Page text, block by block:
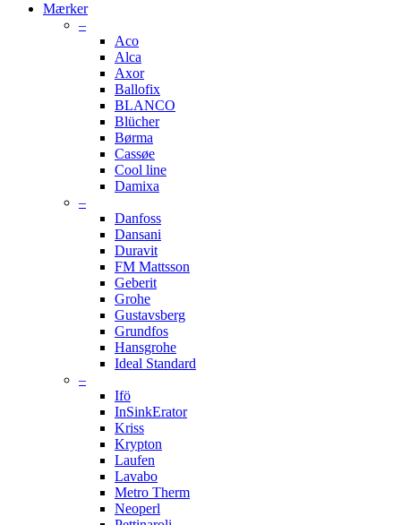
Mærker
–
Aco
Alca
Axor
Ballofix
BLANCO
Blücher
Børma
Cassøe
Cool line
Damixa
–
Danfoss
Dansani
Duravit
FM Mattsson
Geberit
Grohe
Gustavsberg
Grundfos
Hansgrohe
Ideal Standard
–
Ifö
InSinkErator
Kriss
Krypton
Laufen
Lavabo
Metro Therm
Neoperl